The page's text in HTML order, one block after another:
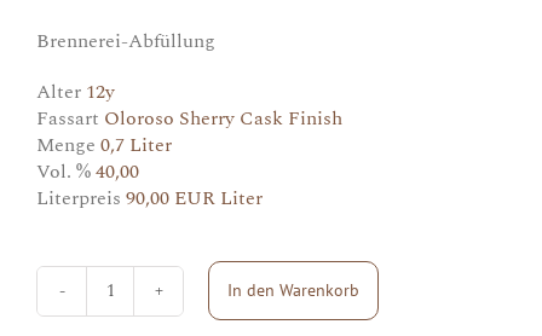
Brennerei-Abfüllung
Alter 12y
Fassart Oloroso Sherry Cask Finish
Menge 0,7 Liter
Vol. %40,00
Literpreis 90,00 EUR Liter
Tomintoul
12y
In den Warenkorb